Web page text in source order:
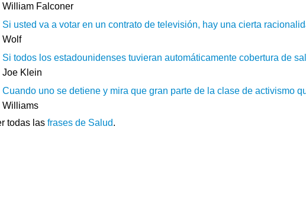
William Falconer
Si usted va a votar en un contrato de televisión, hay una cierta
Wolf
Si todos los estadounidenses tuvieran automáticamente cobertura de
Joe Klein
Cuando uno se detiene y mira que gran parte de la clase de activismo
Williams
todas las frases de Salud.